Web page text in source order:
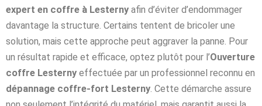
expert en coffre à Lesterny afin d’éviter d’endommager
davantage la structure. Certains tentent de bricoler une
solution, mais cette approche peut aggraver la panne. Pour
un résultat rapide et efficace, optez plutôt pour l’Ouverture
coffre Lesterny effectuée par un professionnel reconnu en
dépannage coffre-fort Lesterny. Cette démarche assure